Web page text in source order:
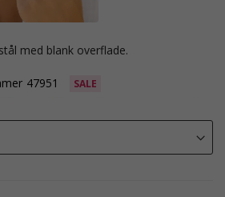
med blank overflade.
47951 SALE